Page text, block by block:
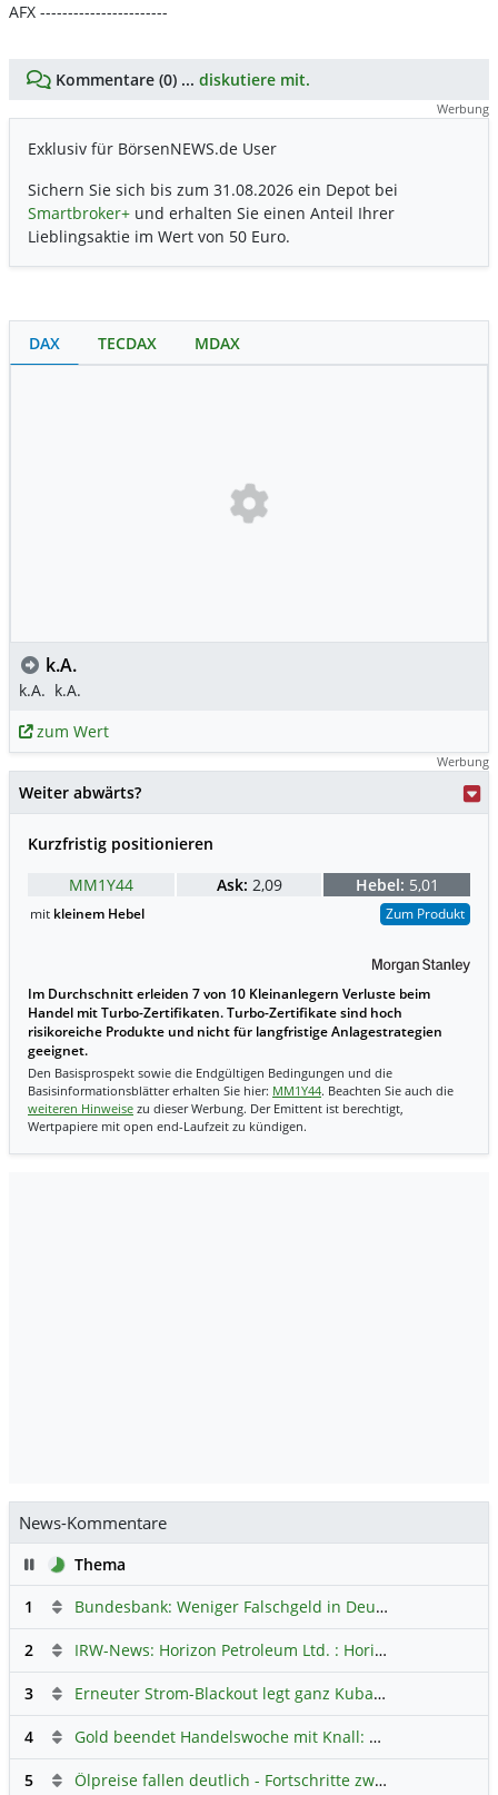
AFX -----------------------
Kommentare (0) ... diskutiere mit.
Werbung
Exklusiv für BörsenNEWS.de User
Sichern Sie sich bis zum 31.08.2026 ein Depot bei
Smartbroker+ und erhalten Sie einen Anteil Ihrer
Lieblingsaktie im Wert von 50 Euro.
DAX TECDAX MDAX
k.A.
k.A. k.A.
zum Wert
Werbung
Weiter abwärts?
Kurzfristig positionieren
MM1Y44
Ask: 2,09 Hebel: 5,01
mit kleinem Hebel Zum Produkt
Im Durchschnitt erleiden 7 von 10 Kleinanlegern Verluste beim
Handel mit Turbo-Zertifikaten. Turbo-Zertifikate sind hoch
risikoreiche Produkte und nicht für langfristige Anlagestrategien
geeignet.
Den Basisprospekt sowie die Endgültigen Bedingungen und die
Basisinformationsblätter erhalten Sie hier: MM1Y44. Beachten Sie auch die
weiteren Hinweise zu dieser Werbung. Der Emittent ist berechtigt,
Wertpapiere mit open end-Laufzeit zu kündigen.
News-Kommentare
PauseThema
1
Bundesbank: Weniger Falschgeld in Deutschland
2 IRW-News: Horizon Petroleum Ltd. : Horizon Petroleum beginnt mit der Testförderung im Projekt Lachowice in Polen und schließt die Platzierung einer überzeichneten Wandelanleihe ab
3 Erneuter Strom-Blackout legt ganz Kuba lahm
4 Gold beendet Handelswoche mit Knall: Barrick Mining – Ist diese Aktie wieder ein Kauf?
5 Ölpreise fallen deutlich - Fortschritte zwischen USA und Iran belasten